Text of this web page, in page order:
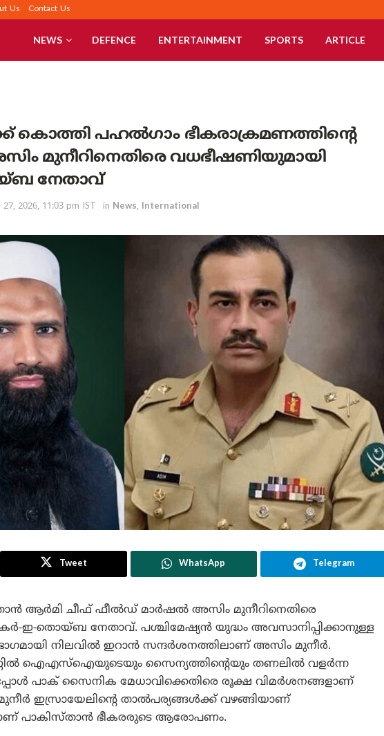
Us Contact Us
NEWS DEFENCE ENTERTAINMENT SPORTS ARTICLE
കൊത്തി പഹൽഗാം ഭീകരാക്രമണത്തിന്റെ
മുനീറിനെതിരെ വധഭീഷണിയുമായി
നേതാവ്
27, 2026, 11:03 pm IST in News, International
Tweet WhatsApp Telegram
ആർമി ചീഫ് ഫീൽഡ് മാർഷൽ അസിം മുനീറിനെതിരെ
ഇ-തൊയ്ബ നേതാവ്. പശ്ചിമേഷ്യൻ യുദ്ധം അവസാനിപ്പിക്കാനുള്ള
നിലവിൽ ഇറാൻ സന്ദർശനത്തിലാണ് അസിം മുനീർ.
ഐഎസ്‌ഐയുടെയും സൈന്യത്തിന്റെയും തണലിൽ വളർന്ന
പാക് സൈനിക മേധാവിക്കെതിരെ രൂക്ഷ വിമർശനങ്ങളാണ്
ഇസ്രായേലിന്റെ താൽപര്യങ്ങൾക്ക് വഴങ്ങിയാണ്
പാകിസ്താൻ ഭീകരരുടെ ആരോപണം.